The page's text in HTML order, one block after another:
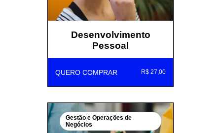
Desenvolvimento
Pessoal
QUERO COMPRAR R$ 27,00
Gestão e Operações de
Negócios